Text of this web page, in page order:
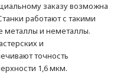
заказу возможна
работают с такими
металлы и неметаллы.
и
точность
1,6 мкм.